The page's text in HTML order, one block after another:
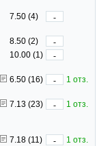
7.50 (4)
-
8.50 (2)
-
10.00 (1)
-
6.50 (16) -
1 отз.
7.13 (23) -
1 отз.
7.18 (11)
-
1 отз.